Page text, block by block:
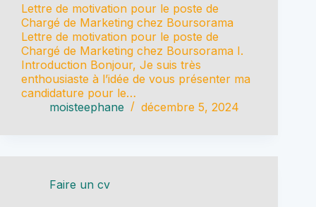
Lettre de motivation pour le poste de
Chargé de Marketing chez Boursorama
Lettre de motivation pour le poste de
Chargé de Marketing chez Boursorama I.
Introduction Bonjour, Je suis très
enthousiaste à l’idée de vous présenter ma
candidature pour le…
moisteephane
décembre 5, 2024
Faire un cv